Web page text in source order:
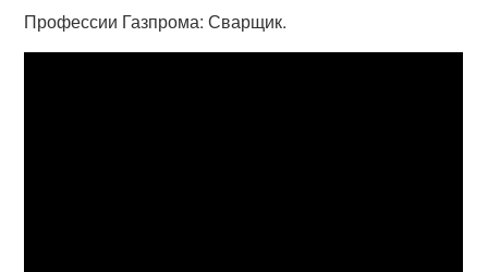
Профессии Газпрома: Сварщик.